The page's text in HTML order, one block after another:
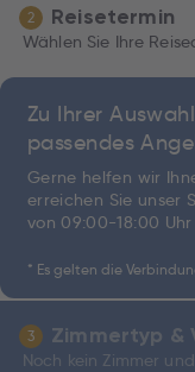
2 Reisetermin
Wählen Sie Ihre
Zu Ihrer
passendes
Gerne helfen wir
erreichen Sie unser
von 09:00-18:00
* Es gelten die
3 Zimmertyp &
Noch kein Zimmer